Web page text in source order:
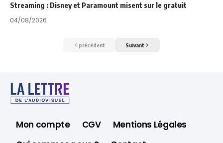
Streaming : Disney et Paramount misent sur le gratuit
04/08/2026
précédent Suivant
Mon compte CGV
Mentions Légales